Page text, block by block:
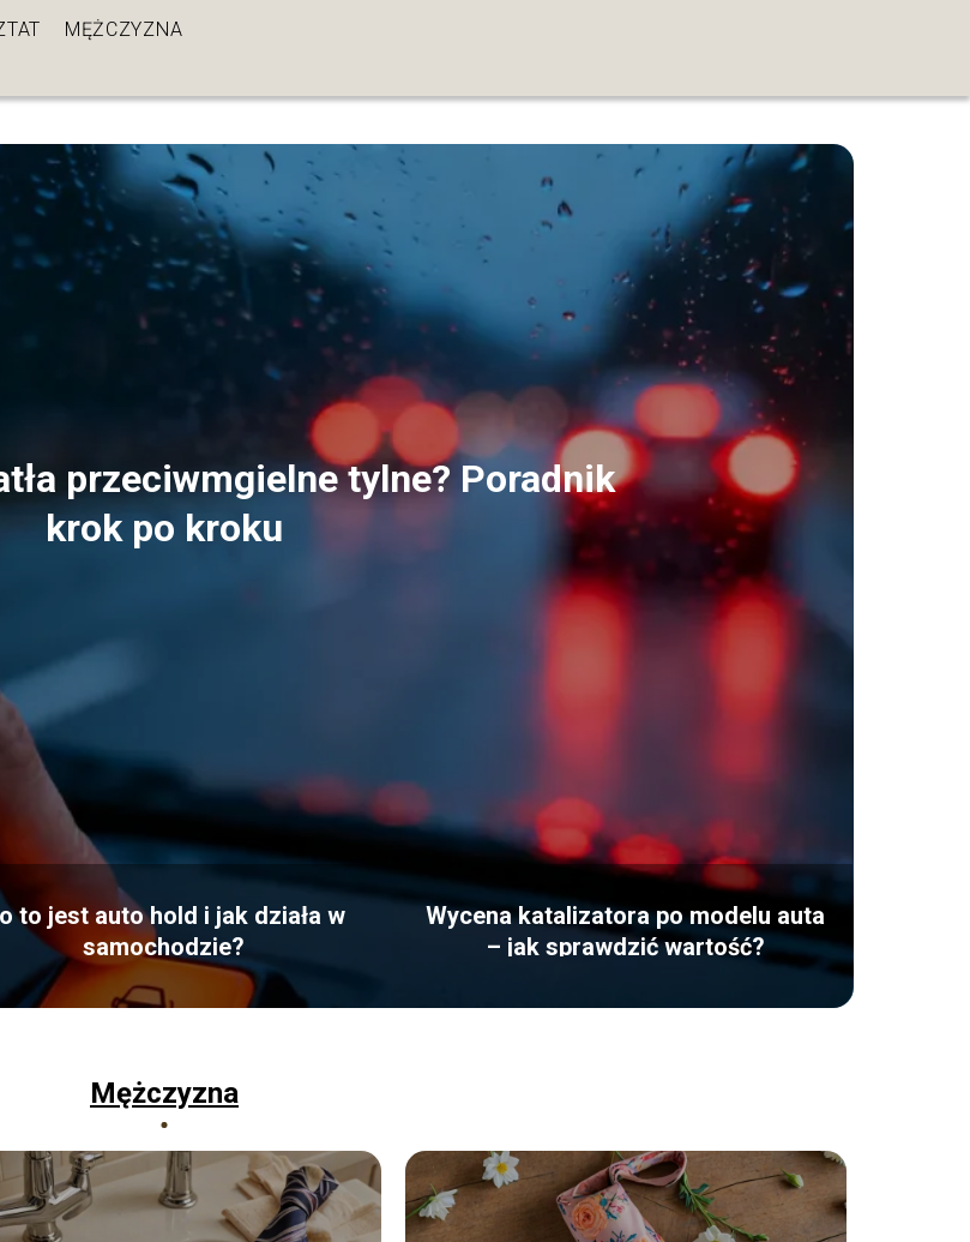
MĘŻCZYZNA
przeciwmgielne tylne? Poradnik
krok po kroku
to jest auto hold i jak działa w
samochodzie?
Wycena katalizatora po modelu auta
– jak sprawdzić wartość?
Mężczyzna